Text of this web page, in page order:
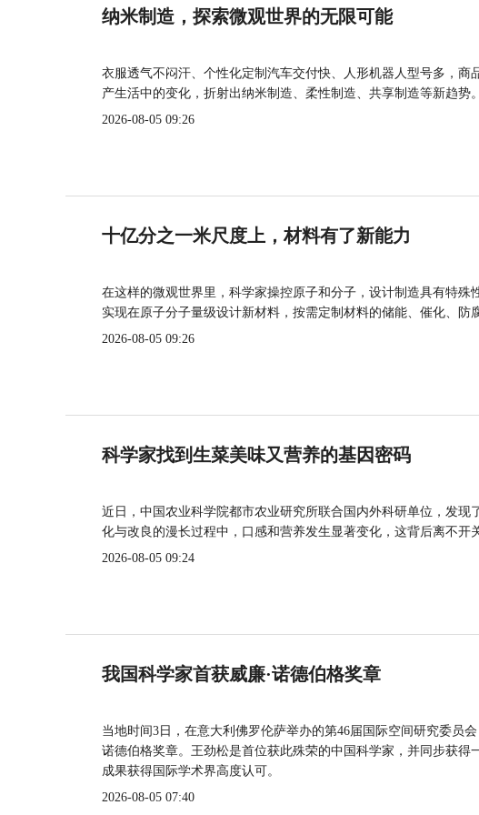
纳米制造，探索微观世界的无限可能
衣服透气不闷汗、个性化定制汽车交付快、人形机器人型号多，
产生活中的变化，折射出纳米制造、柔性制造、共享制造等新趋势。
2026-08-05 09:26
十亿分之一米尺度上，材料有了新能力
在这样的微观世界里，科学家操控原子和分子，设计制造具有特
实现在原子分子量级设计新材料，按需定制材料的储能、催化、防
2026-08-05 09:26
科学家找到生菜美味又营养的基因密码
近日，中国农业科学院都市农业研究所联合国内外科研单位，发
化与改良的漫长过程中，口感和营养发生显著变化，这背后离不开
2026-08-05 09:24
我国科学家首获威廉·诺德伯格奖章
当地时间3日，在意大利佛罗伦萨举办的第46届国际空间研究委员
诺德伯格奖章。王劲松是首位获此殊荣的中国科学家，并同步获
成果获得国际学术界高度认可。
2026-08-05 07:40